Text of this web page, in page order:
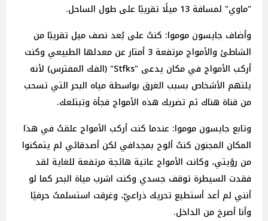
"ماوي" لمسافة 13 ميلًا تقريبًا على طول الساحل.
وأضاف جايسون موموا: كنتُ على بُعد نصف ميل تقريبًا من
الشاطئ والأمواج مرتفعة 3 أمتار عن معدلها الطبيعي وكنت
أركب الأمواج في مكان يدعى "Stfks" (الفك المفترس) لأنه
يلتهم الأشخاص بسبب الغرق بواسطة مياه البحر التي تسحب
من قناة هناك ثم تضربك هذه الأمواج فجأة وتبتلعك.
وتابع جايسون موموا: عندما كنت أركب الأمواج علقتُ في هذا
المكان المجنون كنتُ ألوح بمجدافي لكن أصدقائي لم يتمكنوا
من رؤيتي، وكانت الأمواج عاتية هائجة مرتفعة للغاية لقد
فقدت السيطرة توقف جسدي وكنت اشرب مياة البحر كما لو
أنني لم أعد أستطيع تحريك ذراعيّ، وغرقت استسلمتُ حرفيًا
وأنا أصرخ من الداخل.